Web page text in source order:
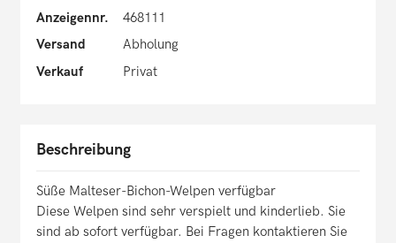
Anzeigennr.
468111
Versand
Abholung
Verkauf
Privat
Beschreibung
Süße Malteser-Bichon-Welpen verfügbar
Diese Welpen sind sehr verspielt und kinderlieb. Sie
sind ab sofort verfügbar. Bei Fragen kontaktieren Sie